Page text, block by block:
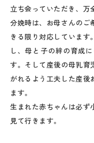
立ち会っていただき、万
分娩時は、お母さんのご
きる限り対応していま
し、母と子の絆の育成
す。そして産後の母乳育
がれるよう工夫した産後
ます。
生まれた赤ちゃんは必ず
見て行きます。